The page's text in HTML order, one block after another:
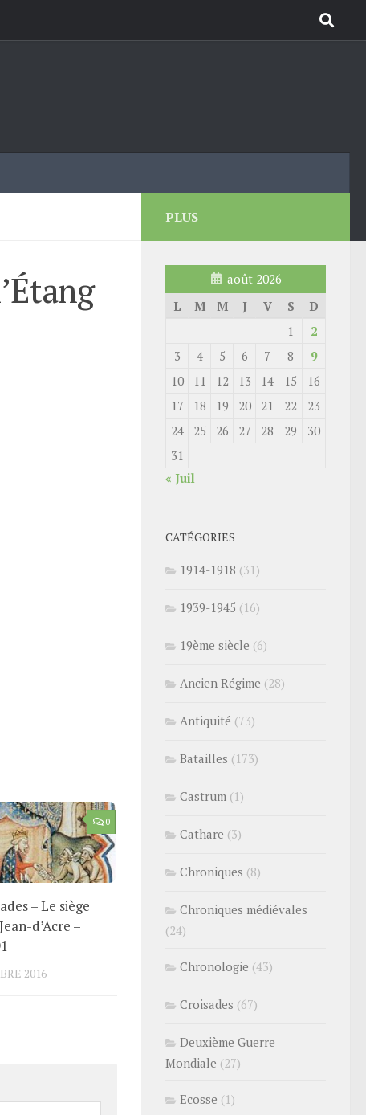
0
– Le siège
d’Acre –
2016
PLUS
août 2026
L
M M J V S
D
1
2
3
4 5 6 7 8
9
10
11 12 13 14 15
16
17
18 19 20 21 22
23
24
25 26 27 28 29
30
31
« Juil
CATÉGORIES
1914-1918 (31)
1939-1945 (16)
19ème siècle (6)
Ancien Régime (28)
Antiquité (73)
Batailles (173)
Castrum (1)
Cathare (3)
Chroniques (8)
Chroniques médiévales
(24)
Chronologie (43)
Croisades (67)
Deuxième Guerre
Mondiale (27)
Ecosse (1)